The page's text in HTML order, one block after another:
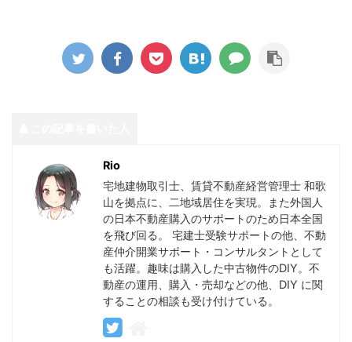
Rio
宅地建物取引士、賃貸不動産経営管理士 和歌
山を拠点に、二地域居住を実現。また外国人
の日本不動産購入のサポートのため日本全国
を飛び回る。 宅建士受験サポートの他、不動
産仲介開業サポート・コンサルタントとして
も活躍。趣味は購入した中古物件のDIY。不
動産の運用、購入・売却などの他、DIY に関
することの相談も受け付けている。